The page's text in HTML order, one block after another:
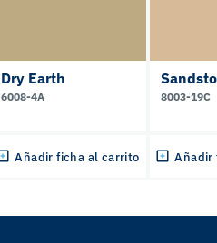
Dry Earth
6008-4A
Añadir ficha al carrito
8003-19C
Añadir